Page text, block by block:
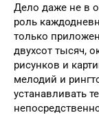
Дело даже не в
роль
только
двухсот тысяч,
рисунков и
мелодий и
устанавливать